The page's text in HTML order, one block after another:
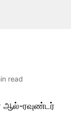
read
ஆல்-ரவுண்டர்